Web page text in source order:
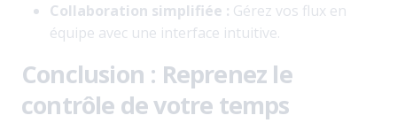
Collaboration simplifiée : Gérez vos flux en
équipe avec une interface intuitive.
Conclusion : Reprenez le
contrôle de votre temps